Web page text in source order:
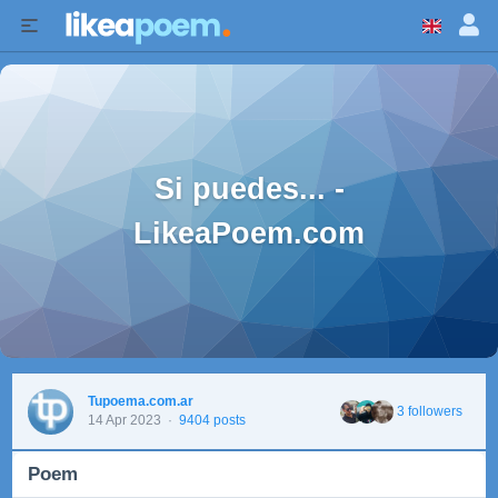
Si puedes... -
LikeaPoem.com
Tupoema.com.ar
14 Apr 2023 · 9404 posts
3 followers
Poem